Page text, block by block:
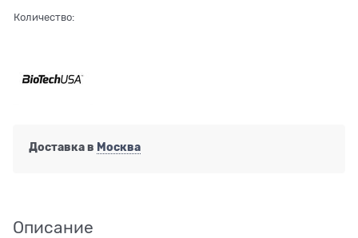
Количество:
Доставка в Москва
Описание